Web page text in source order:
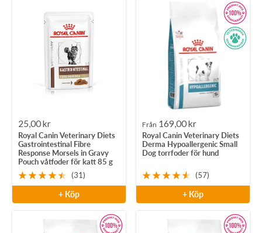
Rea-
pris
25,00 kr
Royal Canin Veterinary Diets
Gastrointestinal Fibre
Response Morsels in Gravy
Pouch våtfoder för katt 85 g
(31)
+ Köp
Rea-
pris
Från 169,00 kr
Royal Canin Veterinary Diets
Derma Hypoallergenic Small
Dog torrfoder för hund
(57)
+ Köp